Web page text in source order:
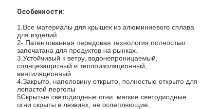
Домой
Особенности:
1.Все материалы для крышек из алюминиевого сплава
для изделий
2- Патентованная передовая технология полностью
запечатана для продуктов на рынках.
3.Устойчивый к ветру, водонепроницаемый,
солнцезащитный и теплоизоляционный,
вентиляционный
4.Закрыто, наполовину открыто, полностью открыто для
лопастей перголы
5Скрытые светодиодные огни: мягкие светодиодные
огни скрыты в лезвиях, не ослепляющие,